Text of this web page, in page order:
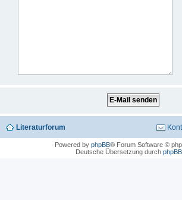
Literaturforum
Powered by phpBB® Forum Software ©
Deutsche Übersetzung durch